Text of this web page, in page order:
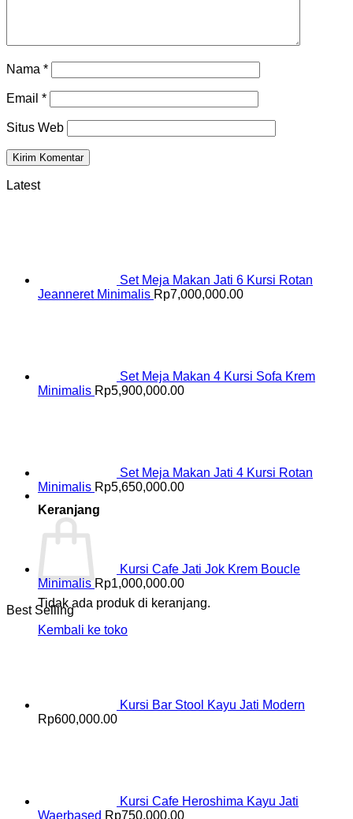
Keranjang
Tidak ada produk di keranjang.
Kembali ke toko
Nama *
Email *
Situs Web
Latest
Set Meja Makan Jati 6 Kursi Rotan
Jeanneret Minimalis Rp7,000,000.00
Set Meja Makan 4 Kursi Sofa Krem
Minimalis Rp5,900,000.00
Set Meja Makan Jati 4 Kursi Rotan
Minimalis Rp5,650,000.00
Kursi Cafe Jati Jok Krem Boucle
Minimalis Rp1,000,000.00
Best Selling
Kursi Bar Stool Kayu Jati Modern
Rp600,000.00
Kursi Cafe Heroshima Kayu Jati
Waerbased Rp750,000.00